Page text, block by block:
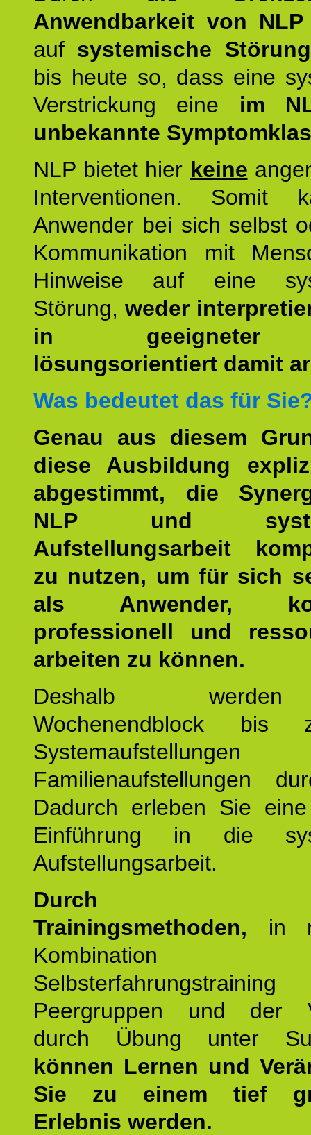
Anwendbarkeit von NLP
auf systemische
bis heute so, dass eine
Verstrickung eine im
unbekannte
NLP bietet hier keine
Interventionen. Somit
Anwender bei sich selbst
Kommunikation mit
Hinweise auf eine
Störung, weder
in geeigneter
lösungsorientiert damit
Was bedeutet das für
Genau aus diesem
diese Ausbildung
abgestimmt, die
NLP und
Aufstellungsarbeit
zu nutzen, um für sich
als Anwender,
professionell und
arbeiten zu können.
Deshalb
Wochenendblock bis
Familienaufstellungen
Dadurch erleben Sie
Einführung in die
Aufstellungsarbeit.
Durch
Trainingsmethoden, in
Peergruppen und der
durch Übung unter
können Lernen und
Sie zu einem tief
Erlebnis werden.